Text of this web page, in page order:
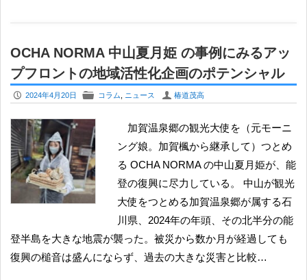
OCHA NORMA 中山夏月姫 の事例にみるアッ
プフロントの地域活性化企画のポテンシャル
P 2024年4月20日 F コラム ニュース U 椿道茂高
加賀温泉郷の観光大使を（元モーニ
ング娘。加賀楓から継承して）つとめ
る OCHA NORMA の中山夏月姫が、能
登の復興に尽力している。 中山が観光
大使をつとめる加賀温泉郷が属する石
川県、2024年の年頭、その北半分の能
登半島を大きな地震が襲った。被災から数か月が経過しても
復興の槌音は盛んにならず、過去の大きな災害と比較…